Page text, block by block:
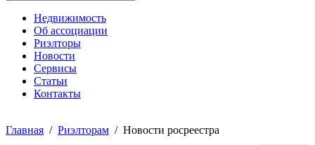
Недвижимость
Об ассоциации
Риэлторы
Новости
Сервисы
Статьи
Контакты
Главная / Риэлторам / Новости росреестра